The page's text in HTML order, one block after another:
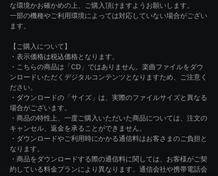
な環境かお確かめの上、ご購入頂けますようお願いします。
一部の機種やご利用環境によっては対応していない場合がござい
ます。
【ご購入について】
・表示価格は税込価格となります。
・こちらの商品は「CD」ではありません。楽曲ファイルをダウ
ンロードいただくデジタルコンテンツとなりますため、ご注意く
ださい。
・ダウンロードの「サイズ」は、実際のファイルサイズと異なる
場合がございます。
・商品の特性上、一度ご購入いただいた商品については、注文の
キャンセル、返金を承ることができません。
・ダウンロードやご利用時にかかる通信料はお客さまのご負担と
なります。
・商品をダウンロードする際の通信料に関しては、お客様がご契
約している料金プランにより異なります。通信会社や携帯電話会